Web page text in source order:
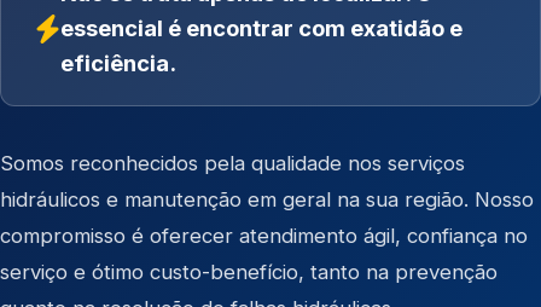
essencial é encontrar com exatidão e
eficiência.
Somos reconhecidos pela qualidade nos serviços
hidráulicos e manutenção em geral na sua região. Nosso
compromisso é oferecer atendimento ágil, confiança no
serviço e ótimo custo-benefício, tanto na prevenção